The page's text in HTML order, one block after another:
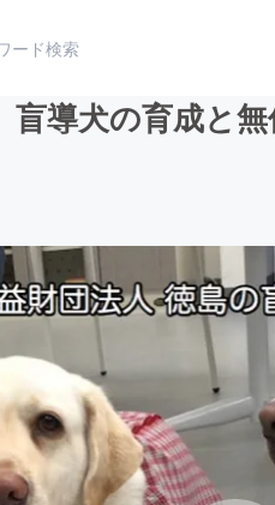
・写真
ロジー・ガジェット
映画
ネス・起業
盲導犬の育成と